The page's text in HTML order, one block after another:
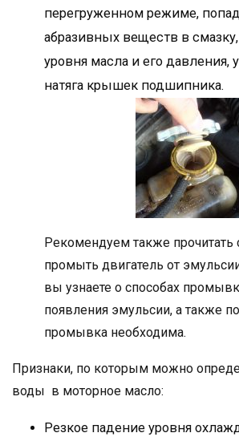
перегруженном режиме,
абразивных веществ в
уровня масла и его давления,
натяга крышек подшипника.
Рекомендуем также прочитать
промыть двигатель от
вы узнаете о способах
появления эмульсии, а также
промывка необходима.
Признаки, по которым можно
воды в моторное масло:
Резкое падение уровня